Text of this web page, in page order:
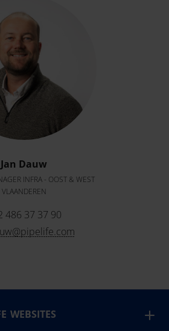
Jan Dauw
INFRA - OOST & WEST
VLAANDEREN
486 37 37 90
WEBSITES